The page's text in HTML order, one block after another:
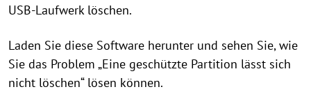
USB-Laufwerk löschen.
Laden Sie diese Software herunter und sehen Sie, wie
Sie das Problem „Eine geschützte Partition lässt sich
nicht löschen“ lösen können.